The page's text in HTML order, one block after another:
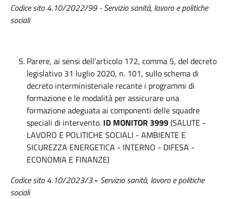
Codice sito 4.10/2022/99 - Servizio sanità, lavoro e politiche
sociali
Parere, ai sensi dell’articolo 172, comma 5, del decreto
legislativo 31 luglio 2020, n. 101, sullo schema di
decreto interministeriale recante i programmi di
formazione e le modalità per assicurare una
formazione adeguata ai componenti delle squadre
speciali di intervento. ID MONITOR 3999(SALUTE -
LAVORO E POLITICHE SOCIALI - AMBIENTE E
SICUREZZA ENERGETICA - INTERNO - DIFESA -
ECONOMIA E FINANZE)
Codice sito 4.10/2023/3- Servizio sanità, lavoro e politiche
sociali